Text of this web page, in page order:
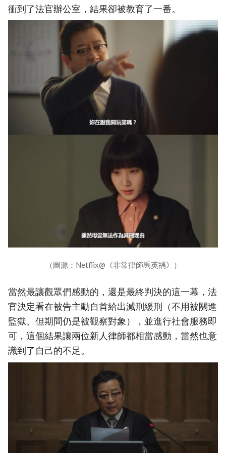
衝到了法官辦公室，結果卻被教育了一番。
（圖源：Netflix@《非常律師禹英禑》）
當然最讓觀眾們感動的，還是最終判決的這一幕，法
官決定看在被告主動自首給出減刑緩刑（不用被關進
監獄、但期間仍是被觀察對象），並進行社會服務即
可，這個結果讓兩位新人律師都相當感動，當然也意
識到了自己的不足。